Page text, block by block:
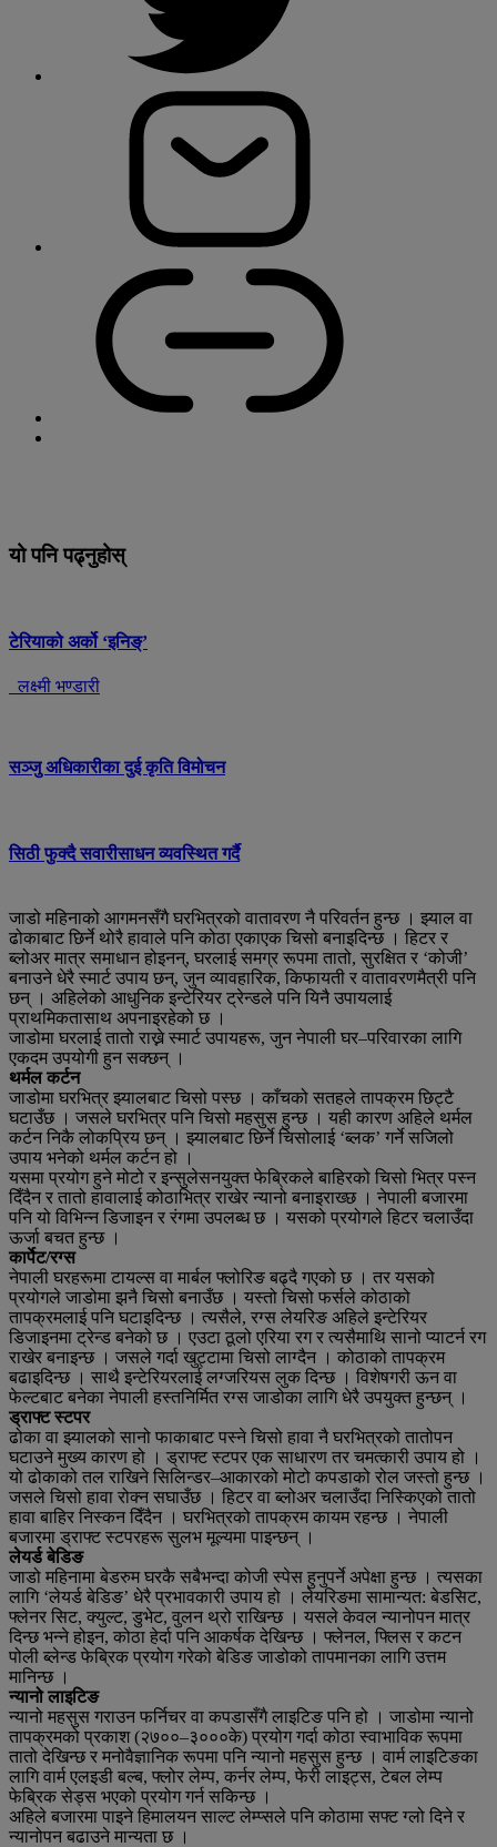
यो पनि पढ्नुहोस्
टेरियाको अर्को ‘इनिङ्’
लक्ष्मी भण्डारी
सञ्जु अधिकारीका दुई कृति विमोचन
सिठी फुक्दै सवारीसाधन व्यवस्थित गर्दै
जाडो महिनाको आगमनसँगै घरभित्रको वातावरण नै परिवर्तन हुन्छ । झ्याल वा
ढोकाबाट छिर्ने थोरै हावाले पनि कोठा एकाएक चिसो बनाइदिन्छ । हिटर र
ब्लोअर मात्र समाधान होइनन्, घरलाई समग्र रूपमा तातो, सुरक्षित र ‘कोजी’
बनाउने धेरै स्मार्ट उपाय छन्, जुन व्यावहारिक, किफायती र वातावरणमैत्री पनि
छन् । अहिलेको आधुनिक इन्टेरियर ट्रेन्डले पनि यिनै उपायलाई
प्राथमिकतासाथ अपनाइरहेको छ ।
जाडोमा घरलाई तातो राख्ने स्मार्ट उपायहरू, जुन नेपाली घर–परिवारका लागि
एकदम उपयोगी हुन सक्छन् ।
थर्मल कर्टन
जाडोमा घरभित्र झ्यालबाट चिसो पस्छ । काँचको सतहले तापक्रम छिट्टै
घटाउँछ । जसले घरभित्र पनि चिसो महसुस हुन्छ । यही कारण अहिले थर्मल
कर्टन निकै लोकप्रिय छन् । झ्यालबाट छिर्ने चिसोलाई ‘ब्लक’ गर्ने सजिलो
उपाय भनेको थर्मल कर्टन हो ।
यसमा प्रयोग हुने मोटो र इन्सुलेसनयुक्त फेब्रिकले बाहिरको चिसो भित्र पस्न
दिँदैन र तातो हावालाई कोठाभित्र राखेर न्यानो बनाइराख्छ । नेपाली बजारमा
पनि यो विभिन्न डिजाइन र रंगमा उपलब्ध छ । यसको प्रयोगले हिटर चलाउँदा
ऊर्जा बचत हुन्छ ।
कार्पेट/रग्स
नेपाली घरहरूमा टायल्स वा मार्बल फ्लोरिङ बढ्दै गएको छ । तर यसको
प्रयोगले जाडोमा झनै चिसो बनाउँछ । यस्तो चिसो फर्सले कोठाको
तापक्रमलाई पनि घटाइदिन्छ । त्यसैले, रग्स लेयरिङ अहिले इन्टेरियर
डिजाइनमा ट्रेन्ड बनेको छ । एउटा ठूलो एरिया रग र त्यसैमाथि सानो प्याटर्न रग
राखेर बनाइन्छ । जसले गर्दा खुट्टामा चिसो लाग्दैन । कोठाको तापक्रम
बढाइदिन्छ । साथै इन्टेरियरलाई लग्जरियस लुक दिन्छ । विशेषगरी ऊन वा
फेल्टबाट बनेका नेपाली हस्तनिर्मित रग्स जाडोका लागि धेरै उपयुक्त हुन्छन् ।
ड्राफ्ट स्टपर
ढोका वा झ्यालको सानो फाकाबाट पस्ने चिसो हावा नै घरभित्रको तातोपन
घटाउने मुख्य कारण हो । ड्राफ्ट स्टपर एक साधारण तर चमत्कारी उपाय हो ।
यो ढोकाको तल राखिने सिलिन्डर–आकारको मोटो कपडाको रोल जस्तो हुन्छ ।
जसले चिसो हावा रोक्न सघाउँछ । हिटर वा ब्लोअर चलाउँदा निस्किएको तातो
हावा बाहिर निस्कन दिँदैन । घरभित्रको तापक्रम कायम रहन्छ । नेपाली
बजारमा ड्राफ्ट स्टपरहरू सुलभ मूल्यमा पाइन्छन् ।
लेयर्ड बेडिङ
जाडो महिनामा बेडरुम घरकै सबैभन्दा कोजी स्पेस हुनुपर्ने अपेक्षा हुन्छ । त्यसका
लागि ‘लेयर्ड बेडिङ’ धेरै प्रभावकारी उपाय हो । लेयरिङमा सामान्यत: बेडसिट,
फ्लेनर सिट, क्युल्ट, डुभेट, वुलन थ्रो राखिन्छ । यसले केवल न्यानोपन मात्र
दिन्छ भन्ने होइन, कोठा हेर्दा पनि आकर्षक देखिन्छ । फ्लेनल, फ्लिस र कटन
पोली ब्लेन्ड फेब्रिक प्रयोग गरेको बेडिङ जाडोको तापमानका लागि उत्तम
मानिन्छ ।
न्यानो लाइटिङ
न्यानो महसुस गराउन फर्निचर वा कपडासँगै लाइटिङ पनि हो । जाडोमा न्यानो
तापक्रमको प्रकाश (२७००–३०००के) प्रयोग गर्दा कोठा स्वाभाविक रूपमा
तातो देखिन्छ र मनोवैज्ञानिक रूपमा पनि न्यानो महसुस हुन्छ । वार्म लाइटिङका
लागि वार्म एलइडी बल्ब, फ्लोर लेम्प, कर्नर लेम्प, फेरी लाइट्स, टेबल लेम्प
फेब्रिक सेड्स भएको प्रयोग गर्न सकिन्छ ।
अहिले बजारमा पाइने हिमालयन साल्ट लेम्प्सले पनि कोठामा सफ्ट ग्लो दिने र
न्यानोपन बढाउने मान्यता छ ।